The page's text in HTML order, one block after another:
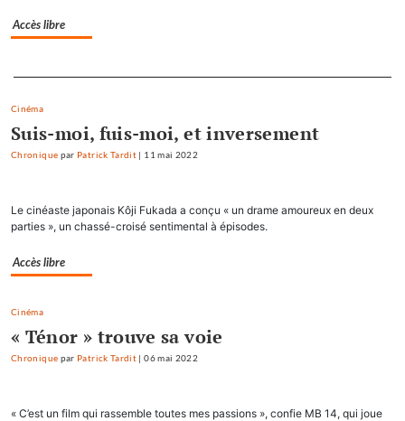
Accès libre
Cinéma
Suis-moi, fuis-moi, et inversement
Chronique par Patrick Tardit | 11 mai 2022
Le cinéaste japonais Kôji Fukada a conçu « un drame amoureux en deux
parties », un chassé-croisé sentimental à épisodes.
Accès libre
Cinéma
« Ténor » trouve sa voie
Chronique par Patrick Tardit |06 mai 2022
« C’est un film qui rassemble toutes mes passions », confie MB 14, qui joue